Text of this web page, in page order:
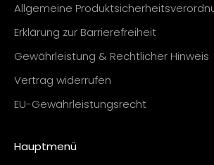
Allgemeine
Erklärung zur Barrierefreiheit
Gewährleistung & Rechtlicher Hinweis
Vertrag widerrufen
EU-Gewährleistungsrecht
Hauptmenü